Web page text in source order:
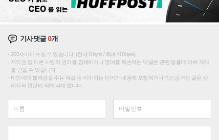
기사댓글0개
200자까지 쓰실 수 있습니다. (현재 0 byte / 최대 400byte)
저작권 등 다른 사람의 권리를 침해하거나 명예를 훼손하는 댓글은 관련 법률에 의해 제재
를 받을 수 있습니다.
타인에게 불쾌감을 주는 욕설 등 비하하는 단어가 내용에 포함되거나 인신공격성 글은 관
리자의 판단에 의해 삭제 합니다.